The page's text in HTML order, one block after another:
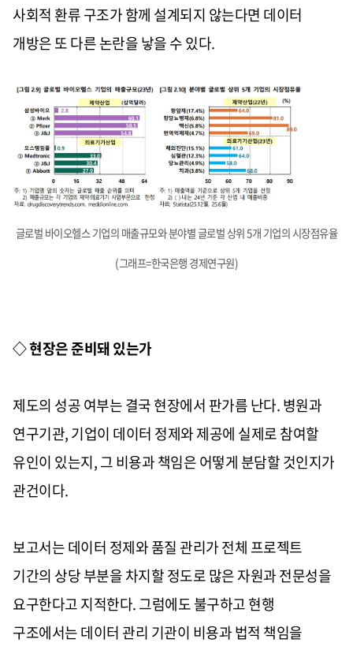
사회적 환류 구조가 함께 설계되지 않는다면 데이터
개방은 또 다른 논란을 낳을 수 있다.
글로벌 바이오헬스 기업의 매출규모와 분야별 글로벌 상위 5개 기업의 시장점유율
(그래프=한국은행 경제연구원)
◇ 현장은 준비돼 있는가
제도의 성공 여부는 결국 현장에서 판가름 난다. 병원과
연구기관, 기업이 데이터 정제와 제공에 실제로 참여할
유인이 있는지, 그 비용과 책임은 어떻게 분담할 것인지가
관건이다.
보고서는 데이터 정제와 품질 관리가 전체 프로젝트
기간의 상당 부분을 차지할 정도로 많은 자원과 전문성을
요구한다고 지적한다. 그럼에도 불구하고 현행
구조에서는 데이터 관리 기관이 비용과 법적 책임을